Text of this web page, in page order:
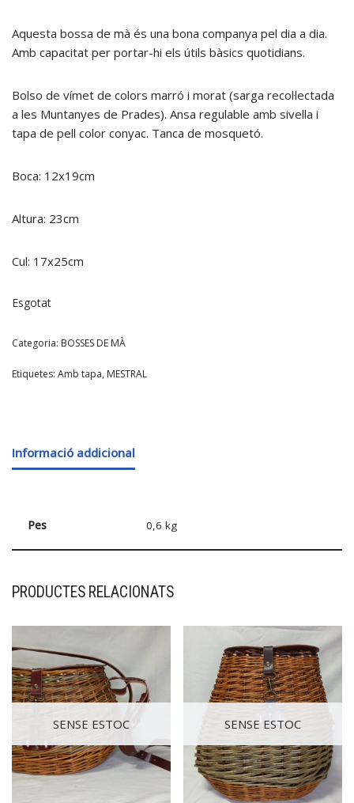
Aquesta bossa de mà és una bona companya pel dia a dia.
Amb capacitat per portar-hi els útils bàsics quotidians.
Bolso de vímet de colors marró i morat (sarga recol·lectada
a les Muntanyes de Prades). Ansa regulable amb sivella i
tapa de pell color conyac. Tanca de mosquetó.
Boca: 12x19cm
Altura: 23cm
Cul: 17x25cm
Esgotat
Categoria: BOSSES DE MÀ
Etiquetes: Amb tapa, MESTRAL
Informació addicional
Pes 0,6 kg
PRODUCTES RELACIONATS
SENSE ESTOC SENSE ESTOC